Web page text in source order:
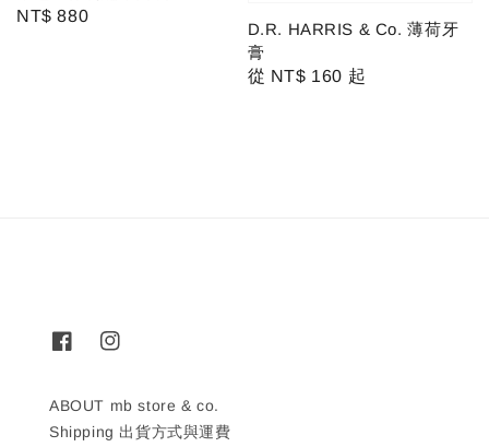
Regular
NT$ 880
D.R. HARRIS & Co. 薄荷牙
膏
Regular
從 NT$ 160 起
ABOUT mb store & co.
Shipping 出貨方式與運費